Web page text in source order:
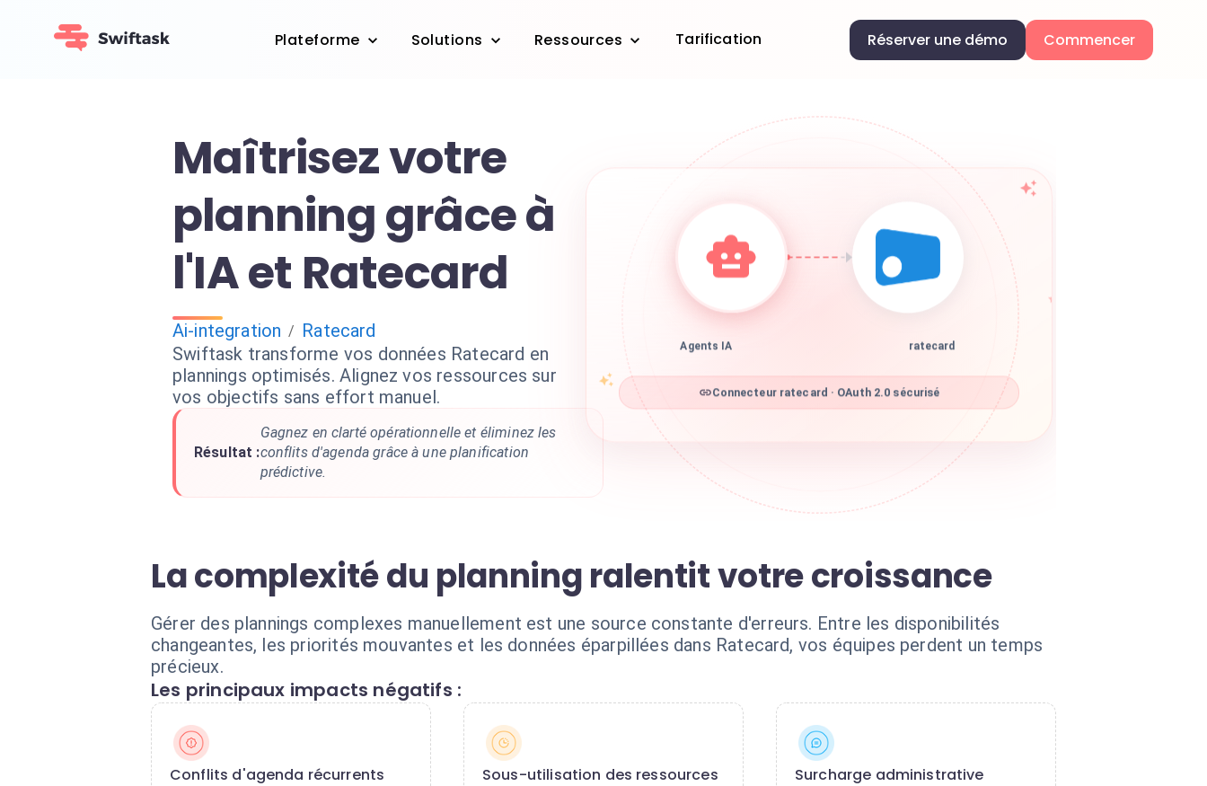
Plateforme Solutions Ressources Tarification Réserver une démo Commencer
Maîtrisez votre
planning grâce à
l'IA et Ratecard
Ai-integration / Ratecard
Swiftask transforme vos données Ratecard en
plannings optimisés. Alignez vos ressources sur
vos objectifs sans effort manuel.
Résultat :
Gagnez en clarté opérationnelle et éliminez les
conflits d'agenda grâce à une planification
prédictive.
Agents IA ratecard
Connecteur ratecard · OAuth 2.0 sécurisé
La complexité du planning ralentit votre croissance
Gérer des plannings complexes manuellement est une source constante d'erreurs. Entre les disponibilités
changeantes, les priorités mouvantes et les données éparpillées dans Ratecard, vos équipes perdent un temps
précieux.
Les principaux impacts négatifs :
Conflits d'agenda récurrents Sous-utilisation des ressources Surcharge administrative